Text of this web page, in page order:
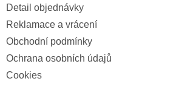
Detail objednávky
Reklamace a vrácení
Obchodní podmínky
Ochrana osobních údajů
Cookies